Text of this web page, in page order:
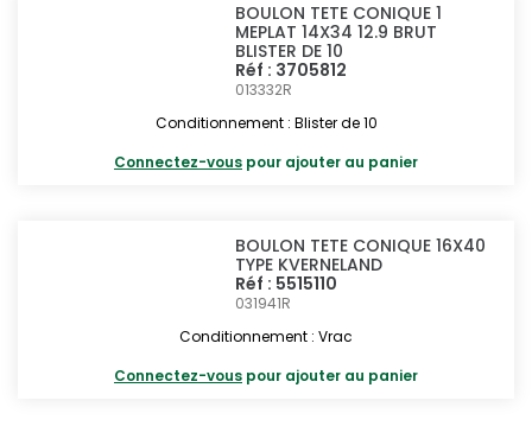
BOULON TETE CONIQUE 1
MEPLAT 14X34 12.9 BRUT
BLISTER DE 10
Réf : 3705812
013332R
Conditionnement : Blister de 10
Connectez-vous pour ajouter au panier
BOULON TETE CONIQUE 16X40
TYPE KVERNELAND
Réf : 5515110
031941R
Conditionnement : Vrac
Connectez-vous pour ajouter au panier